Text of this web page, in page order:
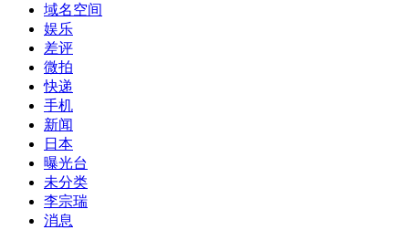
域名空间
娱乐
差评
微拍
快递
手机
新闻
日本
曝光台
未分类
李宗瑞
消息